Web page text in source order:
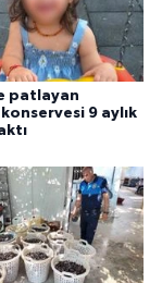
patlayan
9 aylık